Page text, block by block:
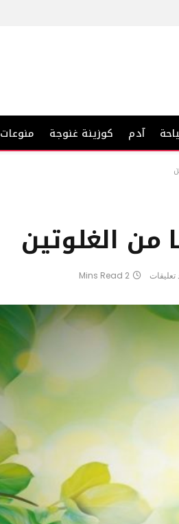
آدم كوزينة غنوجة منوعات
من الغلوتين
تعليقات 2 Mins Read